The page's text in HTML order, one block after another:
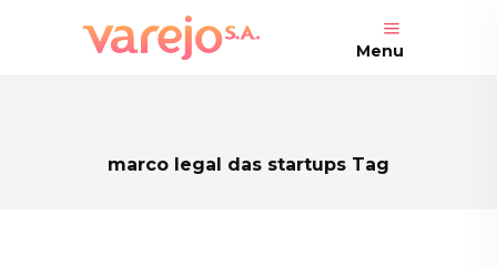
Menu
marco legal das startups Tag